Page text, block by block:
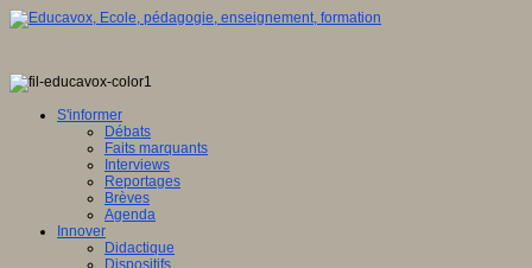
S'informer
Débats
Faits marquants
Interviews
Reportages
Brèves
Agenda
Innover
Didactique
Dispositifs